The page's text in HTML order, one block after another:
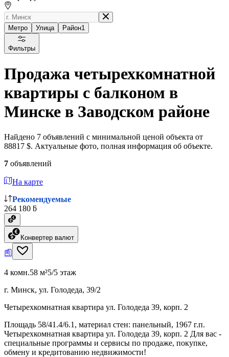
Метро Улица Район1
Фильтры
Продажа четырехкомнатной
квартиры с балконом в
Минске в Заводском районе
Найдено 7 объявлений с минимальной ценой объекта от
88817 $. Актуальные фото, полная информация об объекте.
7 объявлений
На карте
Рекомендуемые
264 180 ƃ
Конвертер валют
4 комн.58 м²5/5 этаж
г. Минск, ул. Голодеда, 39/2
Четырехкомнатная квартира ул. Голодеда 39, корп. 2
Площадь 58/41.4/6.1, материал стен: панельный, 1967 г.п.
Четырехкомнатная квартира ул. Голодеда 39, корп. 2 Для вас -
специальные программы и сервисы по продаже, покупке,
обмену и кредитованию недвижимости!